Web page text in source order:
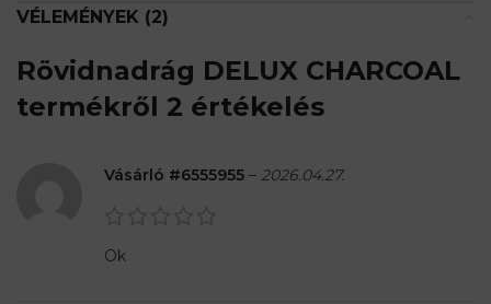
VÉLEMÉNYEK (2)
Rövidnadrág DELUX CHARCOAL
termékről 2 értékelés
Vásárló #6555955 – 2026.04.27.
Ok